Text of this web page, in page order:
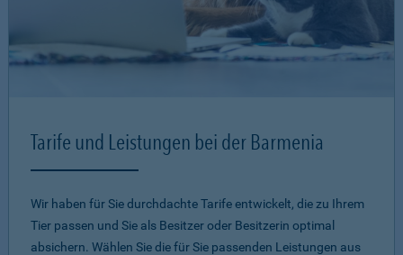
Tarife und Leistungen bei der Barmenia
Wir haben für Sie durchdachte Tarife entwickelt, die zu Ihrem
Tier passen und Sie als Besitzer oder Besitzerin optimal
absichern. Wählen Sie die für Sie passenden Leistungen aus